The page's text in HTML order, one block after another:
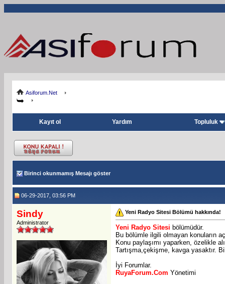
Asiforum.Net
Kayıt ol Yardım Topluluk
Birinci okunmamış Mesajı göster
06-29-2017, 03:56 PM
Sindy
Administrator
Yeni Radyo Sitesi Bölümü hakkında!
Yeni Radyo Sitesi bölümüdür.
Bu bölümle ilgili olmayan konuların
Konu paylaşımı yaparken, özelikle
Tartışma,çekişme, kavga yasaktır.
İyi Forumlar.
RuyaForum.Com Yönetimi